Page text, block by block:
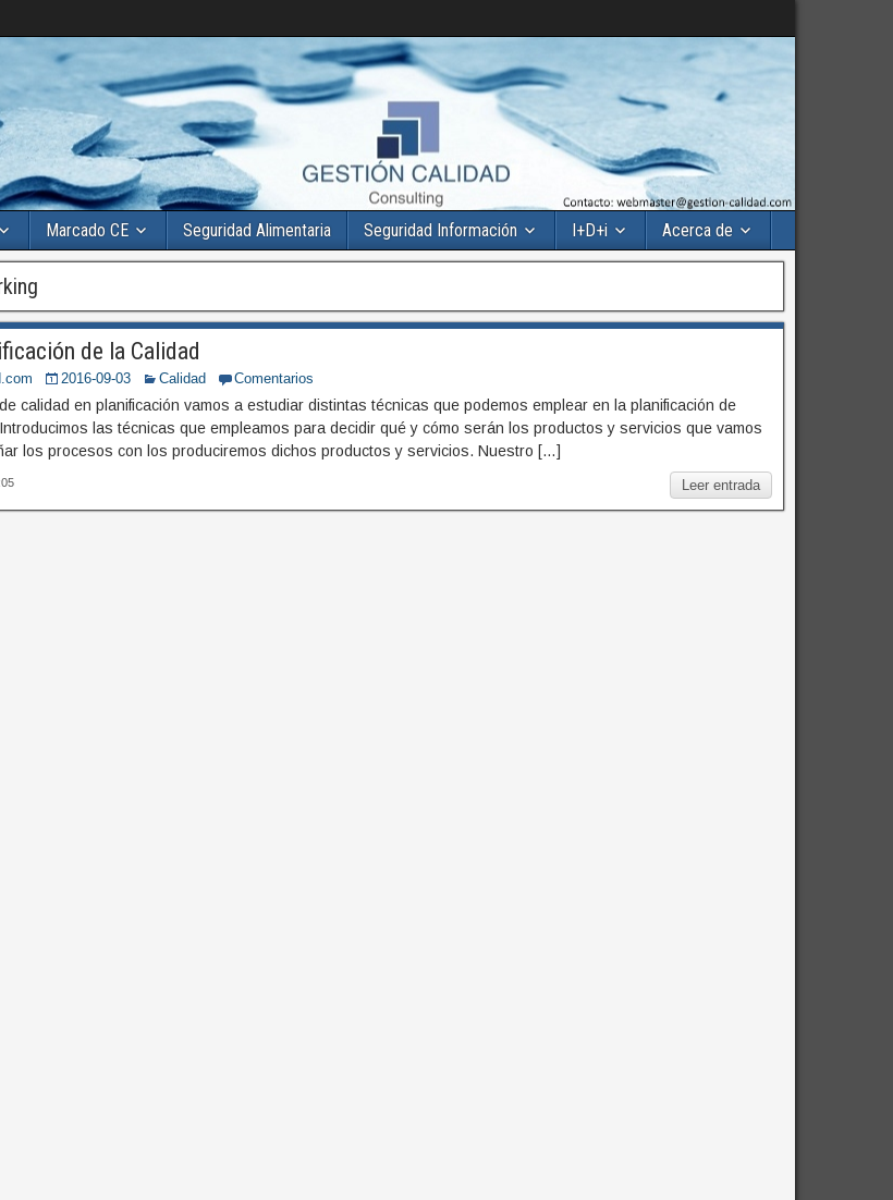
Marcado CE Seguridad Alimentaria Seguridad Información I+D+i Acerca de
de la Calidad
2016-09-03 Calidad Comentarios
calidad en planificación vamos a estudiar distintas técnicas que podemos emplear en la planificación de
las técnicas que empleamos para decidir qué y cómo serán los productos y servicios que vamos
los procesos con los produciremos dichos productos y servicios. Nuestro […]
Leer entrada